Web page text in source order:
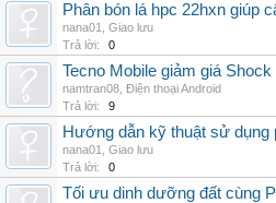
Phân bón lá hpc 22hxn giúp
nana01
Giao lưu
Trả lời:
0
Tecno Mobile giảm giá Shock
namtran08 Điện thoại Android
Trả lời:
9
Hướng dẫn kỹ thuật sử dụng
nana01
Giao lưu
Trả lời:
0
Tối ưu dinh dưỡng đất cùng